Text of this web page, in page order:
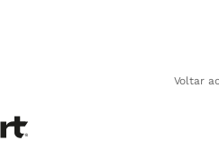
Voltar